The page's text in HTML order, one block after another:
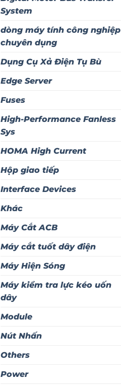
System
dòng máy tính công nghiệp
chuyên dụng
Dụng Cụ Xả Điện Tụ Bù
Edge Server
Fuses
High-Performance Fanless
Sys
HOMA High Current
Hộp giao tiếp
Interface Devices
Khác
Máy Cắt ACB
Máy cắt tuốt dây điện
Máy Hiện Sóng
Máy kiểm tra lực kéo uốn
dây
Module
Nút Nhấn
Others
Power